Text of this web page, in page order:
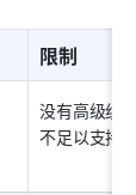
限制
没有高级组
不足以支持